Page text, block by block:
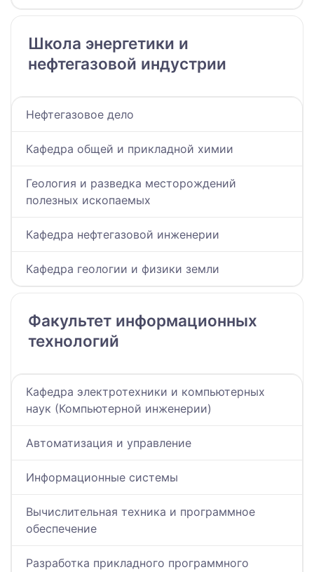
Школа энергетики и
нефтегазовой индустрии
Нефтегазовое дело
Кафедра общей и прикладной химии
Геология и разведка месторождений
полезных ископаемых
Кафедра нефтегазовой инженерии
Кафедра геологии и физики земли
Факультет информационных
технологий
Кафедра электротехники и компьютерных
наук (Компьютерной инженерии)
Автоматизация и управление
Информационные системы
Вычислительная техника и программное
обеспечение
Разработка прикладного программного